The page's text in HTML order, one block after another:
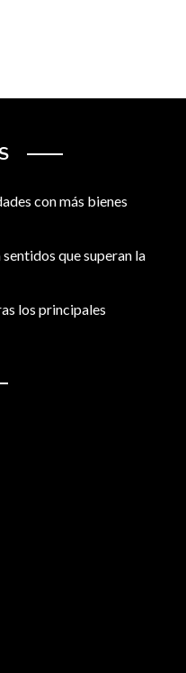
con más bienes
que superan la
los principales